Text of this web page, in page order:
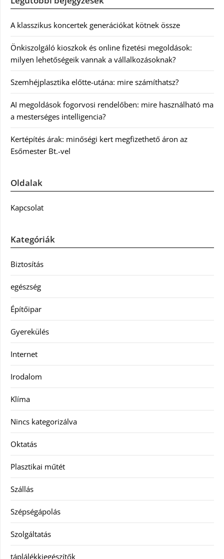
A klasszikus koncertek generációkat kötnek össze
Önkiszolgáló kioszkok és online fizetési megoldások:
milyen lehetőségeik vannak a vállalkozásoknak?
Szemhéjplasztika előtte-utána: mire számíthatsz?
AI megoldások fogorvosi rendelőben: mire használható ma
a mesterséges intelligencia?
Kertépítés árak: minőségi kert megfizethető áron az
Esőmester Bt.-vel
Oldalak
Kapcsolat
Kategóriák
Biztosítás
egészség
Építőipar
Gyerekülés
Internet
Irodalom
Klíma
Nincs kategorizálva
Oktatás
Plasztikai műtét
Szállás
Szépségápolás
Szolgáltatás
táplálékkiegészítők